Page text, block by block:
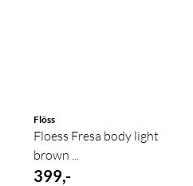
Flöss
Floess Fresa body light
brown ...
399,-